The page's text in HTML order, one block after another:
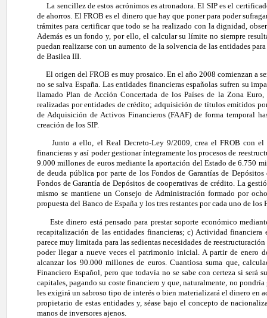
La sencillez de estos acrónimos es atronadora. El SIP es el
de ahorros. El FROB es el dinero que hay que poner para poder
trámites para certificar que todo se ha realizado con la dignidad,
Además es un fondo y, por ello, el calcular su límite no siempre
puedan realizarse con un aumento de la solvencia de las entidades
de Basilea III.
El origen del FROB es muy prosaico. En el año 2008 comienzan a
no se salva España. Las entidades financieras españolas sufren su
llamado Plan de Acción Concertada de los Países de la Zona
realizadas por entidades de crédito; adquisición de títulos emitidos
de Adquisición de Activos Financieros (FAAF) de forma temporal
creación de los SIP.
Junto a ello, el Real Decreto-Ley 9/2009, crea el FROB con el
financieras y así poder gestionar íntegramente los procesos de
9.000 millones de euros mediante la aportación del Estado de 6.750
de deuda pública por parte de los Fondos de Garantías de
Fondos de Garantía de Depósitos de cooperativas de crédito. La
mismo se mantiene un Consejo de Administración formado por
propuesta del Banco de España y los tres restantes por cada uno de
Este dinero está pensado para prestar soporte económico
recapitalización de las entidades financieras; c) Actividad
parece muy limitada para las sedientas necesidades de
poder llegar a nueve veces el patrimonio inicial. A partir de enero
alcanzar los 90.000 millones de euros. Cuantiosa suma que,
Financiero Español, pero que todavía no se sabe con certeza si será
capitales, pagando su coste financiero y que, naturalmente, no
les exigirá un sabroso tipo de interés o bien materializará el dinero en
propietario de estas entidades y, séase bajo el concepto de
manos de inversores ajenos.